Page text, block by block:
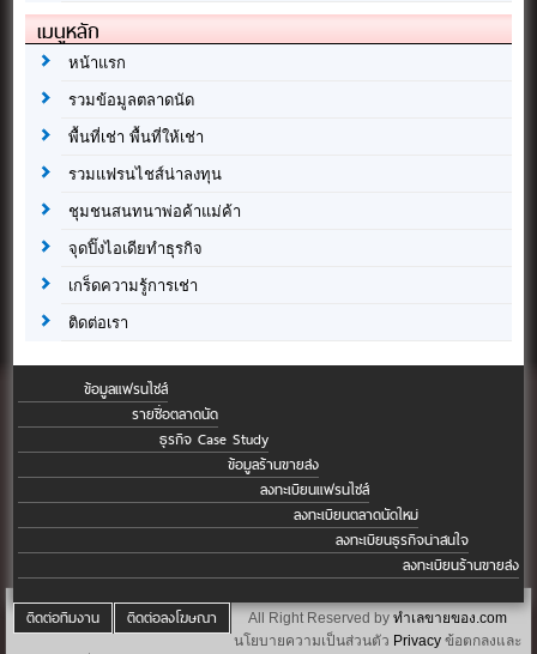
เมนูหลัก
หน้าแรก
รวมข้อมูลตลาดนัด
พื้นที่เช่า พื้นที่ให้เช่า
รวมแฟรนไชส์น่าลงทุน
ชุมชนสนทนาพ่อค้าแม่ค้า
จุดปิ๊งไอเดียทำธุรกิจ
เกร็ดความรู้การเช่า
ติดต่อเรา
ข้อมูลแฟรนไชส์
รายชื่อตลาดนัด
ธุรกิจ Case Study
ข้อมูลร้านขายส่ง
ลงทะเบียนแฟรนไชส์
ลงทะเบียนตลาดนัดใหม่
ลงทะเบียนธุรกิจน่าสนใจ
ลงทะเบียนร้านขายส่ง
ติดต่อทีมงาน ติดต่อลงโฆษณา All Right Reserved by ทำเลขายของ.com
นโยบายความเป็นส่วนตัว Privacy ข้อตกลงและ